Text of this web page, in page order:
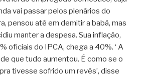
vai passar pelos plenários do
pensou até em demitir a babá, mas
manter a despesa. Sua inflação,
oficiais do IPCA, chega a 40%. ‘ A
que tudo aumentou. É como se o
tivesse sofrido um revés’, disse